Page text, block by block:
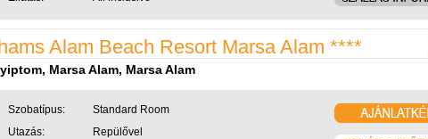
Alam Beach Resort Marsa Alam ****
Marsa Alam, Marsa Alam
Szobatípus:
Standard Room
Utazás:
Repülővel